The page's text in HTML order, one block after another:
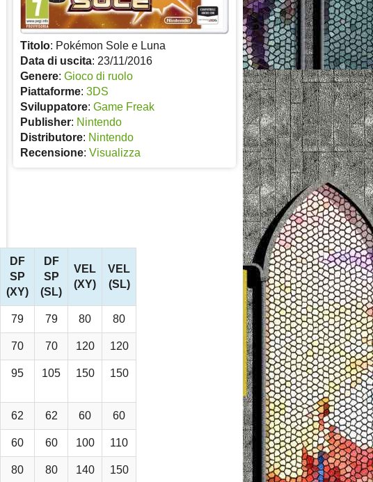
Titolo: Pokémon Sole e Luna
Data di uscita: 23/11/2016
Genere: Gioco di ruolo
Piattaforme: 3DS
Sviluppatore: Game Freak
Publisher: Nintendo
Distributore: Nintendo
Recensione: Visualizza
DF
SP
(XY)
DF
SP
(SL)
VEL
(XY)
VEL
(SL)
79 79 80 80
70 70 120 120
95 105 150 150
62 62 60 60
60 60 100 110
80 80 140 150